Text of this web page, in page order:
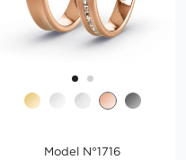
Model N°1716